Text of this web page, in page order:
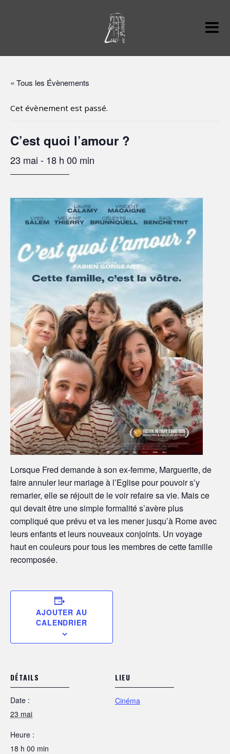
« Tous les Évènements
Cet évènement est passé.
C’est quoi l’amour ?
23 mai - 18 h 00 min
Lorsque Fred demande à son ex-femme, Marguerite, de
faire annuler leur mariage à l’Eglise pour pouvoir s’y
remarier, elle se réjouit de le voir refaire sa vie. Mais ce
qui devait être une simple formalité s’avère plus
compliqué que prévu et va les mener jusqu’à Rome avec
leurs enfants et leurs nouveaux conjoints. Un voyage
haut en couleurs pour tous les membres de cette famille
recomposée.
AJOUTER AU
CALENDRIER
DÉTAILS
Date :
23 mai
Heure :
18 h 00 min
LIEU
Cinéma